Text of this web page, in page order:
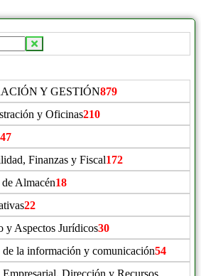
Y GESTIÓN879
y Oficinas210
47
Finanzas y Fiscal172
Almacén18
22
y Aspectos Jurídicos30
de la información y comunicación54